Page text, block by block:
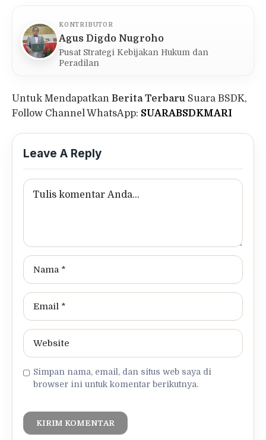
KONTRIBUTOR
Agus Digdo Nugroho
Pusat Strategi Kebijakan Hukum dan
Peradilan
Untuk Mendapatkan Berita Terbaru Suara BSDK,
Follow Channel WhatsApp: SUARABSDKMARI
Leave A Reply
Simpan nama, email, dan situs web saya di
browser ini untuk komentar berikutnya.